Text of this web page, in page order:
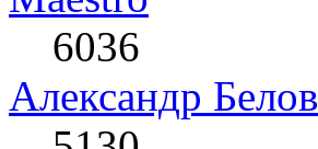
6036
Александр Белов